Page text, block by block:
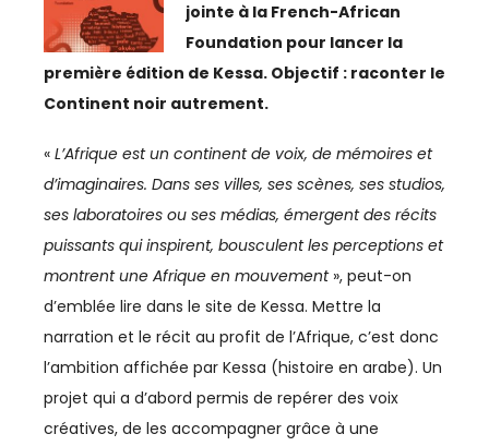
ESPACE MÉDIAS
CULTURE
REVUE CONJONCTURE
CONSULTER LA REVUE
CONTACT
AERIEN
AÉRIEN
jointe à la French-African
Foundation pour lancer la
première édition de Kessa. Objectif : raconter le
Continent noir autrement.
« L’Afrique est un continent de voix, de mémoires et
d’imaginaires. Dans ses villes, ses scènes, ses studios,
ses laboratoires ou ses médias, émergent des récits
puissants qui inspirent, bousculent les perceptions et
montrent une Afrique en mouvement», peut-on
d’emblée lire dans le site de Kessa. Mettre la
narration et le récit au profit de l’Afrique, c’est donc
l’ambition affichée par Kessa (histoire en arabe). Un
projet qui a d’abord permis de repérer des voix
créatives, de les accompagner grâce à une